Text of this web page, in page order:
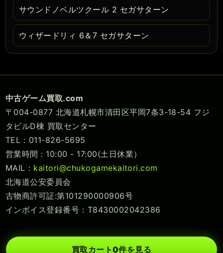
サウンドノベルツクール 2 セガサターン
ウィザードリィ 6＆7 セガサターン
中古ゲーム買取.com
〒004-0877 北海道札幌市清田区平岡7条3-18-54 フジ
タビルD棟 買取センター
TEL：011-826-5695
営業時間 : 10:00 - 17:00(土日休業）
MAIL： kaitori@chukogamekaitori.com
北海道公安委員会
古物商許可証:第101290000906号
インボイス登録番号：T8430002042386
買取カート0件を見る